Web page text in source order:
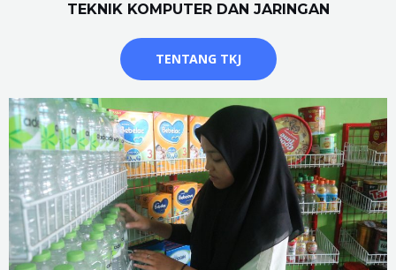
TEKNIK KOMPUTER DAN JARINGAN
TENTANG TKJ